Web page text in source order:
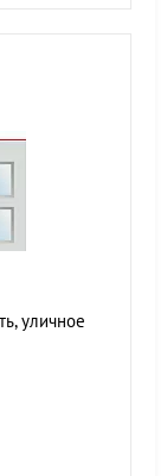
уличное